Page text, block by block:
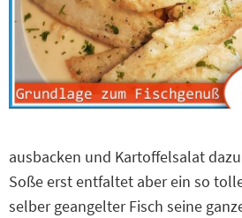
ausbacken und Kartoffelsalat
Soße erst entfaltet aber ein so
selber geangelter Fisch seine